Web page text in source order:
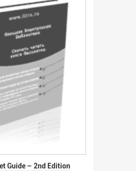
Guide – 2nd Edition